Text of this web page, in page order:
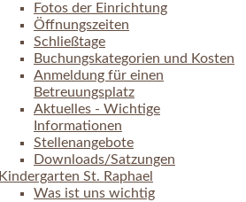
Fotos der Einrichtung
Öffnungszeiten
Schließtage
Buchungskategorien und Kosten
Anmeldung für einen
Betreuungsplatz
Aktuelles - Wichtige
Informationen
Stellenangebote
Downloads/Satzungen
Kindergarten St. Raphael
Was ist uns wichtig